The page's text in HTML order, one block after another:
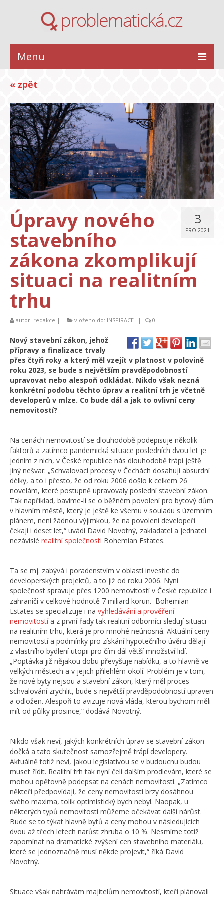
Menu
KRÁSA
STYL
INSPIRACE
VZTAHY
« zpět
3
PRO 2021
Úpravy nového
stavebního
zákona zkomplikují
situaci na realitním
trhu
autor: redakce | vloženo do: INSPIRACE | 0
Nový stavební zákon, jehož
přípravy a finalizace trvaly
přes čtyři roky a který měl vzejít v platnost v polovině
roku 2023, se bude s největším pravděpodobností
upravovat nebo alespoň odkládat. Nikdo však nezná
konkrétní podobu těchto úprav a realitní trh je včetně
developerů v mlze. Co bude dál a jak to ovlivní ceny
nemovitostí?
Na cenách nemovitostí se dlouhodobě podepisuje několik
faktorů a zatímco pandemická situace posledních dvou let je
jedním z nich, v České republice nás dlouhodobě trápí ještě
jiný nešvar. „Schvalovací procesy v Čechách dosahují absurdní
délky, a to i přesto, že od roku 2006 došlo k celkem 26
novelám, které postupně upravovaly poslední stavební zákon.
Tak například, bavíme-li se o běžném povolení pro bytový dům
v hlavním městě, který je ještě ke všemu v souladu s územním
plánem, není žádnou výjimkou, že na povolení developeři
čekají i deset let,“ uvádí David Novotný, zakladatel a jednatel
nezávislé realitní společnosti Bohemian Estates.
Ta se mj. zabývá i poradenstvím v oblasti investic do
developerských projektů, a to již od roku 2006. Nyní
společnost spravuje přes 1200 nemovitostí v České republice i
zahraničí v celkové hodnotě 7 miliard korun. Bohemian
Estates se specializuje i na vyhledávání a prověření
nemovitostía z první řady tak realitní odborníci sledují situaci
na realitním trhu, která je pro mnohé neúnosná. Aktuální ceny
nemovitostí a podmínky pro získání hypotečního úvěru dělají
z vlastního bydlení utopii pro čím dál větší množství lidí.
„Poptávka již nějakou dobu převyšuje nabídku, a to hlavně ve
velkých městech a v jejich přilehlém okolí. Problém je v tom,
že nové byty nejsou a stavební zákon, který měl proces
schvalování zrychlit, bude s největší pravděpodobností upraven
a odložen. Alespoň to avizuje nová vláda, kterou bychom měli
mít od půlky prosince,“ dodává Novotný.
Nikdo však neví, jakých konkrétních úprav se stavební zákon
dočká a tato skutečnost samozřejmě trápí developery.
Aktuálně totiž neví, jakou legislativou se v budoucnu budou
muset řídit. Realitní trh tak nyní čelí dalším prodlevám, které se
mohou opětovně podepsat na cenách nemovitostí. „Zatímco
někteří předpovídají, že ceny nemovitostí brzy dosáhnou
svého maxima, tolik optimistický bych nebyl. Naopak, u
některých typů nemovitostí můžeme očekávat další nárůst.
Bude se to týkat hlavně bytů a ceny mohou v následujících
dvou až třech letech narůst zhruba o 10 %. Nesmíme totiž
zapomínat na dramatické zvýšení cen stavebního materiálu,
které se jednoznačně musí někde projevit,“ říká David
Novotný.
Situace však nahrávám majitelům nemovitostí, kteří plánovali